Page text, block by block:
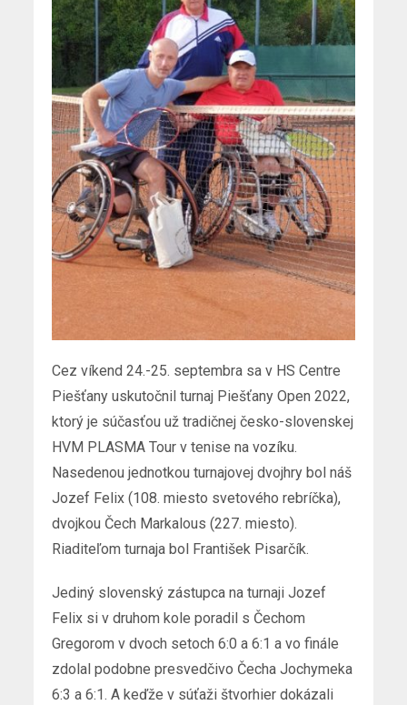
Cez víkend 24.-25. septembra sa v HS Centre
Piešťany uskutočnil turnaj Piešťany Open 2022,
ktorý je súčasťou už tradičnej česko-slovenskej
HVM PLASMA Tour v tenise na vozíku.
Nasedenou jednotkou turnajovej dvojhry bol náš
Jozef Felix (108. miesto svetového rebríčka),
dvojkou Čech Markalous (227. miesto).
Riaditeľom turnaja bol František Pisarčík.
Jediný slovenský zástupca na turnaji Jozef
Felix si v druhom kole poradil s Čechom
Gregorom v dvoch setoch 6:0 a 6:1 a vo finále
zdolal podobne presvedčivo Čecha Jochymeka
6:3 a 6:1. A keďže v súťaži štvorhier dokázali